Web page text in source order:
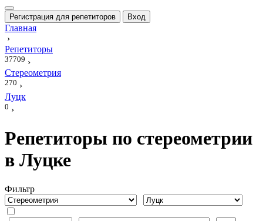
Регистрация для репетиторов Вход
Главная
›
Репетиторы
37709 ›
Стереометрия
270 ›
Луцк
0 ›
Репетиторы по стереометрии
в Луцке
Фильтр